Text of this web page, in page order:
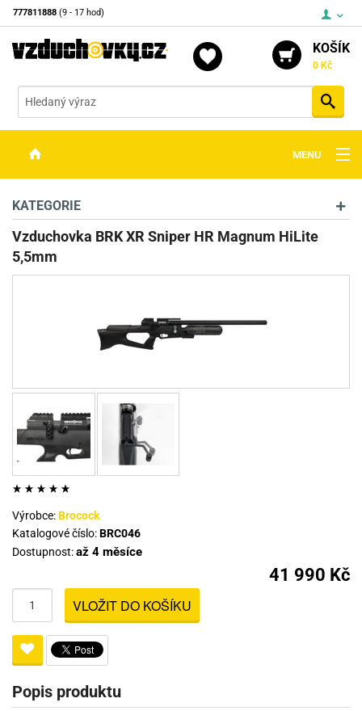
777811888 (9 - 17 hod)
KOŠÍK
0 Kč
MENU
OPTIKA
STŘELIVO
DETEKTORY KOVŮ
KATEGORIE
Vzduchovka BRK XR Sniper HR Magnum HiLite
5,5mm
Výrobce:Brocock
Katalogové číslo:BRC046
Dostupnost:až 4 měsíce
41 990 Kč
VLOŽIT DO KOŠÍKU
Popis produktu